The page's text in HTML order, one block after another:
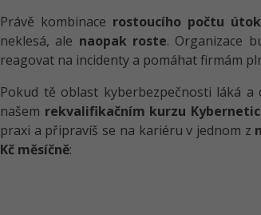
Právě kombinace rostoucího počtu
neklesá, ale naopak roste. Organizace
reagovat na incidenty a pomáhat firmám
Pokud tě oblast kyberbezpečnosti láká
našem rekvalifikačním kurzu
praxi a připravíš se na kariéru v jednom z
Kč měsíčně: